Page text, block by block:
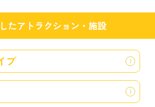
たアトラクション・施設
ブ